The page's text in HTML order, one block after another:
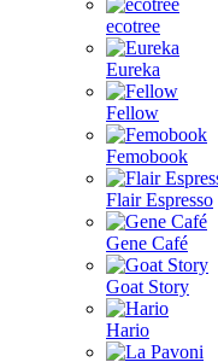
ecotree
Eureka
Fellow
Femobook
Flair Espresso
Gene Café
Goat Story
Hario